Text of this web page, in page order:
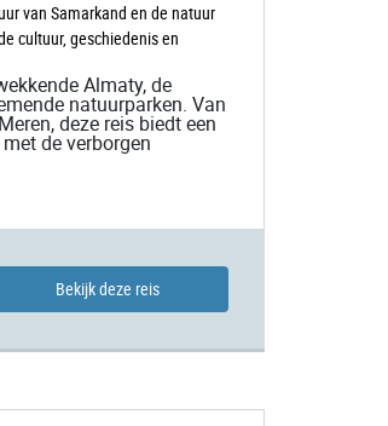
van Samarkand en de natuur
cultuur, geschiedenis en
Almaty, de
natuurparken. Van
deze reis biedt een
de verborgen
Bekijk deze reis